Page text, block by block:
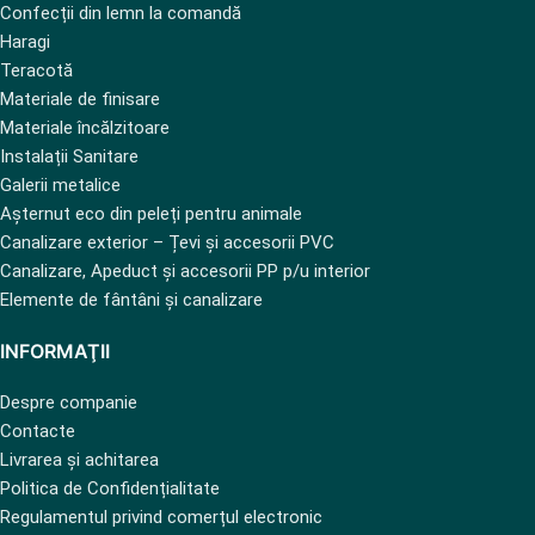
Confecții din lemn la comandă
Haragi
Teracotă
Materiale de finisare
Materiale încălzitoare
Instalații Sanitare
Galerii metalice
Așternut eco din peleți pentru animale
Canalizare exterior – Țevi și accesorii PVC
Canalizare, Apeduct și accesorii PP p/u interior
Elemente de fântâni și canalizare
INFORMAŢII
Despre companie
Contacte
Livrarea și achitarea
Politica de Confidențialitate
Regulamentul privind comerțul electronic